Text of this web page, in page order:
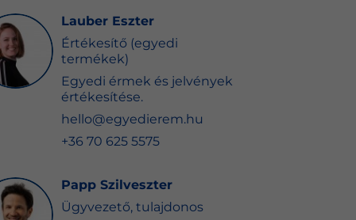
Lauber Eszter
Értékesítő (egyedi
termékek)
Egyedi érmek és jelvények
értékesítése.
hello@egyedierem.hu
+36 70 625 5575
Papp Szilveszter
Ügyvezető, tulajdonos